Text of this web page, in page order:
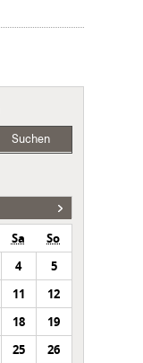
Suchen
Sa
So
4
5
11
12
18
19
25
26